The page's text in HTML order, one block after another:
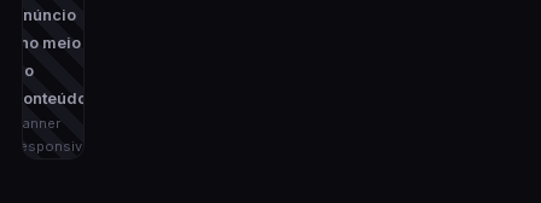
anúncio
(no meio
do
conteúdo)
banner
responsivo